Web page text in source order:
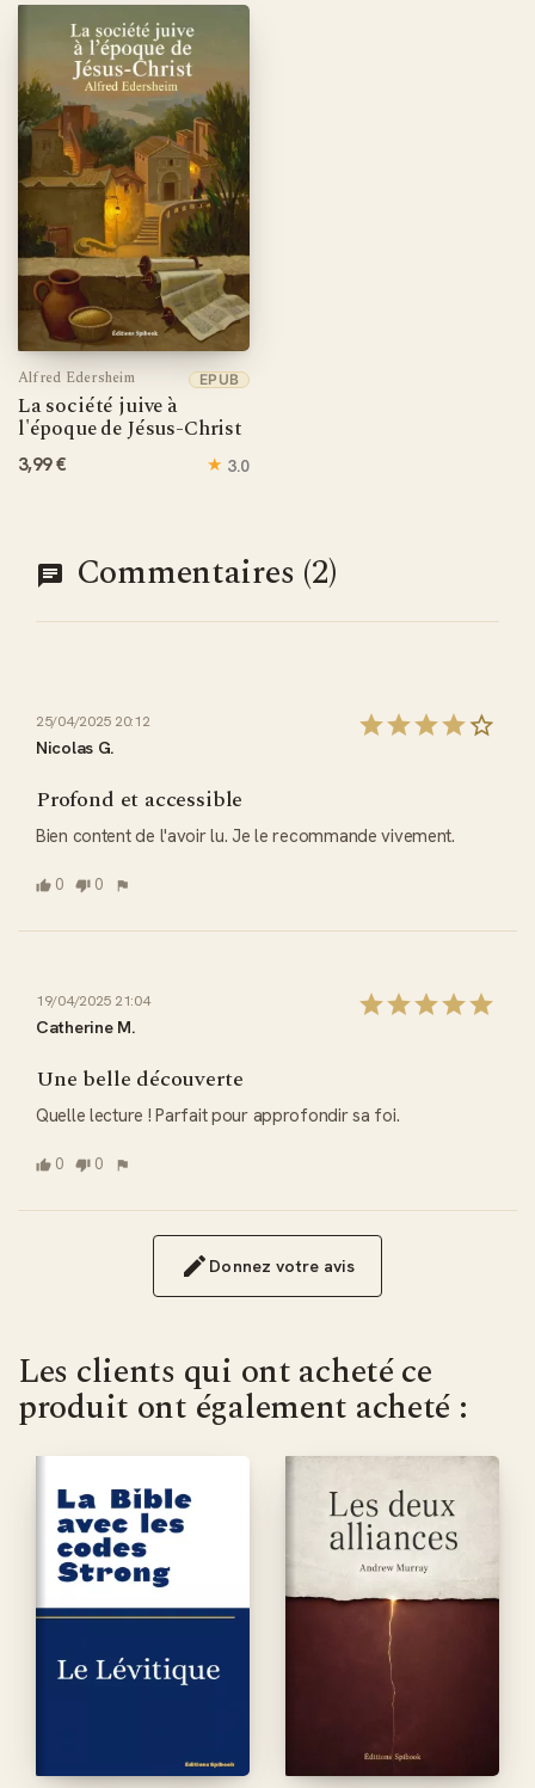
social, politique et cultuel d'origine.
Un outil d'étude conçu pour la recherche et la
prédication
Le format PDF offre aux pasteurs, enseignants et étudiants
en théologie un document stable et imprimable, parfait pour
extraire des citations précises, préparer des cours ou
nourrir une série de prédications sur le monde du Nouveau
Testament. Grâce à la fonction de recherche textuelle,
localisez instantanément les passages relatifs aux
Pharisiens, au système synagogal ou aux coutumes
matrimoniales juives. Un indispensable pour toute
bibliothèque d'étude biblique sérieuse.
Alfred Edersheim
La société juive à
l'époque de Jésus-Christ
EPUB
3,99 € ★ 3.0
Commentaires (2)
25/04/2025 20:12
Nicolas G.
Profond et accessible
Bien content de l'avoir lu. Je le recommande vivement.
0 0
19/04/2025 21:04
Catherine M.
Une belle découverte
Quelle lecture ! Parfait pour approfondir sa foi.
0 0
Donnez votre avis
Les clients qui ont acheté ce
produit ont également acheté :